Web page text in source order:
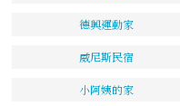
德興運動家
威尼斯民宿
小阿姨的家